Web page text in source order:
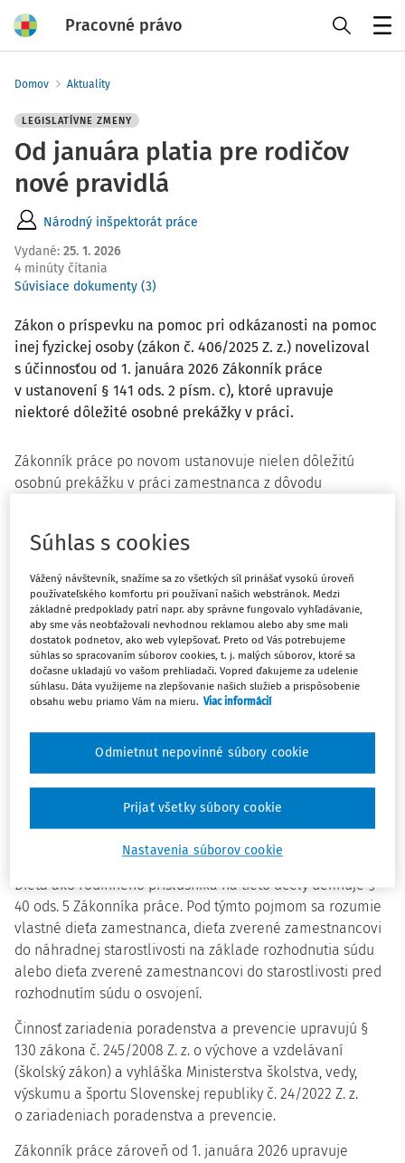
Pracovné právo
Domov Aktuality
LEGISLATÍVNE ZMENY
Od januára platia pre rodičov
nové pravidlá
Národný inšpektorát práce
Vydané: 25. 1. 2026
4 minúty čítania
Súvisiace dokumenty (3)
Zákon o príspevku na pomoc pri odkázanosti na pomoc
inej fyzickej osoby (zákon č. 406/2025 Z. z.) novelizoval
s účinnosťou od 1. januára 2026 Zákonník práce
v ustanovení § 141 ods. 2 písm. c), ktoré upravuje
niektoré dôležité osobné prekážky v práci.
Zákonník práce po novom ustanovuje nielen dôležitú
osobnú prekážku v práci zamestnanca z dôvodu
ochorení alebo úraze a na vopred určené vyšetrenie,
ošetrenie alebo liečenie, ale aj z dôvodu sprevádzania
neplnoletého dieťaťa do zariadenia poradenstva a
prevencie na výkon odborných činností.
Od 1. januára 2026 sa tak pracovné voľno s náhradou
mzdy z uvedených dôvodov poskytne jednému z
rodinných príslušníkov na nevyhnutne potrebný čas,
najviac na sedem dní v kalendárnom roku, ak bolo
sprevádzanie nevyhnutné a uvedené úkony nebolo
možné vykonať mimo pracovného času.
Cieľom tejto právnej úpravy bolo posilniť dostupnosť
systému poradenstva a prevencie pre každé dieťa, ktoré to
Dieťa ako rodinného príslušníka na tieto účely definuje §
40 ods. 5 Zákonníka práce. Pod týmto pojmom sa rozumie
vlastné dieťa zamestnanca, dieťa zverené zamestnancovi
do náhradnej starostlivosti na základe rozhodnutia súdu
alebo dieťa zverené zamestnancovi do starostlivosti pred
rozhodnutím súdu o osvojení.
Činnosť zariadenia poradenstva a prevencie upravujú §
130 zákona č. 245/2008 Z. z. o výchove a vzdelávaní
(školský zákon) a vyhláška Ministerstva školstva, vedy,
výskumu a športu Slovenskej republiky č. 24/2022 Z. z.
o zariadeniach poradenstva a prevencie.
Zákonník práce zároveň od 1. januára 2026 upravuje
Súhlas s cookies
Vážený návštevník, snažíme sa zo všetkých síl prinášať vysokú úroveň
používateľského komfortu pri používaní našich webstránok. Medzi
základné predpoklady patrí napr. aby správne fungovalo vyhľadávanie,
aby sme vás neobťažovali nevhodnou reklamou alebo aby sme mali
dostatok podnetov, ako web vylepšovať. Preto od Vás potrebujeme
súhlas so spracovaním súborov cookies, t. j. malých súborov, ktoré sa
dočasne ukladajú vo vašom prehliadači. Vopred ďakujeme za udelenie
súhlasu. Dáta využijeme na zlepšovanie našich služieb a prispôsobenie
obsahu webu priamo Vám na mieru. Viac informácií
Nastavenia súborov cookie
Odmietnut nepovinné súbory cookie
Prijať všetky súbory cookie